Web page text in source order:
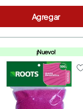
Agregar
¡Nuevo!